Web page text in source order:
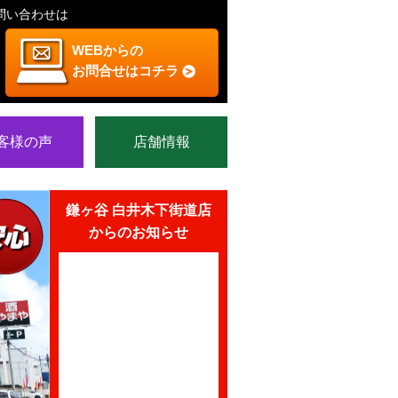
い合わせは
WEBからの
お問合せはコチラ
様の声 店舗情報
鎌ヶ谷 白井木下街道店
からのお知らせ